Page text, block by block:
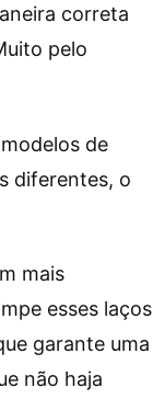
correta
pelo
de
diferentes, o
mais
esses laços
garante uma
não haja